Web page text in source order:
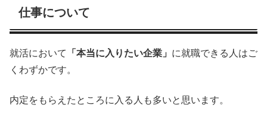
仕事について
就活において 「本当に入りたい企業」 に就職できる人はご
くわずかです。
内定をもらえたところに入る人も多いと思います。